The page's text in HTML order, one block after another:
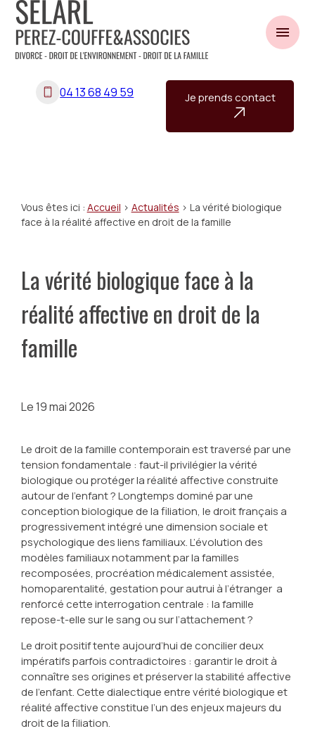
menu
04 13 68 49 59 Je prends contact
Vous êtes ici : Accueil > Actualités > La vérité biologique
face à la réalité affective en droit de la famille
La vérité biologique face à la
réalité affective en droit de la
famille
Le19 mai 2026
Le droit de la famille contemporain est traversé par une
tension fondamentale : faut-il privilégier la vérité
biologique ou protéger la réalité affective construite
autour de l’enfant ? Longtemps dominé par une
conception biologique de la filiation, le droit français a
progressivement intégré une dimension sociale et
psychologique des liens familiaux. L’évolution des
modèles familiaux notamment par la familles
recomposées, procréation médicalement assistée,
homoparentalité, gestation pour autrui à l’étranger a
renforcé cette interrogation centrale : la famille
repose-t-elle sur le sang ou sur l’attachement ?
Le droit positif tente aujourd’hui de concilier deux
impératifs parfois contradictoires : garantir le droit à
connaître ses origines et préserver la stabilité affective
de l’enfant. Cette dialectique entre vérité biologique et
réalité affective constitue l’un des enjeux majeurs du
droit de la filiation.
Panneau de gestion des cookies